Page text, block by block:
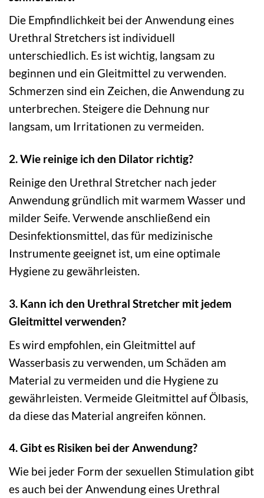
Die Empfindlichkeit bei der Anwendung eines
Urethral Stretchers ist individuell
unterschiedlich. Es ist wichtig, langsam zu
beginnen und ein Gleitmittel zu verwenden.
Schmerzen sind ein Zeichen, die Anwendung zu
unterbrechen. Steigere die Dehnung nur
langsam, um Irritationen zu vermeiden.
2. Wie reinige ich den Dilator richtig?
Reinige den Urethral Stretcher nach jeder
Anwendung gründlich mit warmem Wasser und
milder Seife. Verwende anschließend ein
Desinfektionsmittel, das für medizinische
Instrumente geeignet ist, um eine optimale
Hygiene zu gewährleisten.
3. Kann ich den Urethral Stretcher mit jedem
Gleitmittel verwenden?
Es wird empfohlen, ein Gleitmittel auf
Wasserbasis zu verwenden, um Schäden am
Material zu vermeiden und die Hygiene zu
gewährleisten. Vermeide Gleitmittel auf Ölbasis,
da diese das Material angreifen können.
4. Gibt es Risiken bei der Anwendung?
Wie bei jeder Form der sexuellen Stimulation gibt
es auch bei der Anwendung eines Urethral